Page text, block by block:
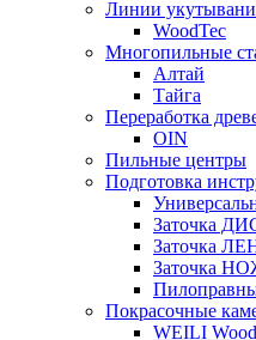
Линии
WoodTec
Многопильные
Алтай
Тайга
Переработка
OIN
Пильные центры
Подготовка
Заточка
Заточка
Заточка
Покрасочные
WEILI